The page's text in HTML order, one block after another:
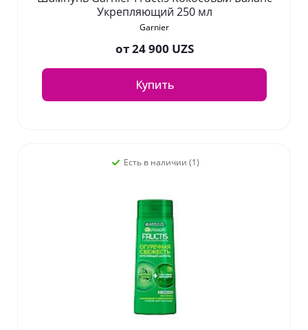
Укрепляющий 250 мл
Garnier
от24 900 UZS
Купить
Есть в наличии (1)